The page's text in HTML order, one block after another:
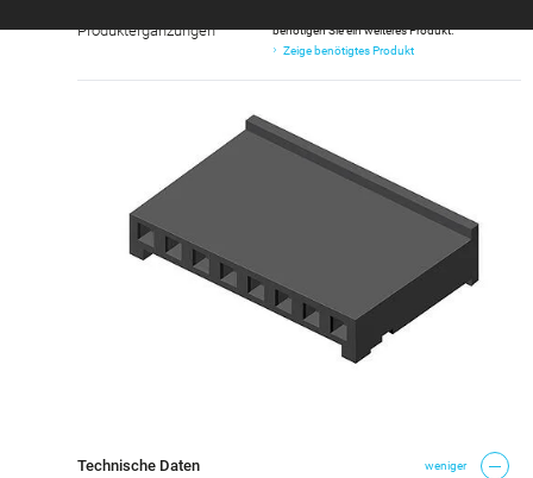
Produktergänzungen
benötigen Sie ein weiteres Produkt.
Zeige benötigtes Produkt
Technische Daten weniger